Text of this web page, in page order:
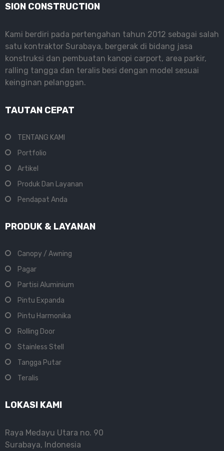
SION CONSTRUCTION
Kami berdiri pada pertengahan tahun 2012 sebagai salah
satu kontraktor Surabaya, bergerak di bidang jasa
konstruksi dan pembuatan kanopi carport, area parkir,
ralling tangga dan teralis besi dengan model sesuai
keinginan pelanggan.
TAUTAN CEPAT
TENTANG KAMI
Portfolio
Artikel
Produk Dan Layanan
Pendapat Anda
PRODUK & LAYANAN
Canopy / Awning
Pagar
Partisi Aluminium
Pintu Expanda
Pintu Harmonika
Rolling Door
Stainless Stell
Tangga Putar
Teralis
LOKASI KAMI
Raya Medayu Utara no. 90
Surabaya, Indonesia